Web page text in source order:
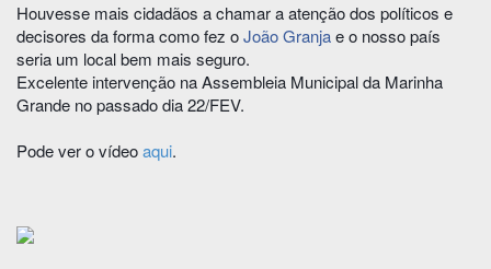
Houvesse mais cidadãos a chamar a atenção dos políticos e
decisores da forma como fez oJoão Granjae o nosso país
seria um local bem mais seguro.
Excelente intervenção na Assembleia Municipal da Marinha
Grande no passado dia 22/FEV.
Pode ver o vídeoaqui.